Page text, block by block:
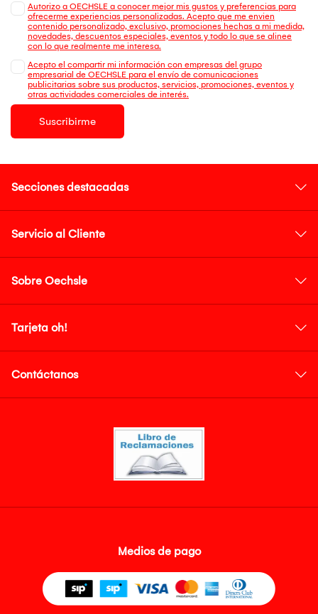
Autorizo a OECHSLE a conocer mejor mis gustos y preferencias para
ofrecerme experiencias personalizadas. Acepto que me envien
contenido personalizado, exclusivo, promociones hechas a mi medida,
novedades, descuentos especiales, eventos y todo lo que se alinee
con lo que realmente me interesa.
Acepto el compartir mi información con empresas del grupo
empresarial de OECHSLE para el envío de comunicaciones
publicitarias sobre sus productos, servicios, promociones, eventos y
otras actividades comerciales de interés.
Suscribirme
Secciones destacadas
Servicio al Cliente
Sobre Oechsle
Tarjeta oh!
Contáctanos
Medios de pago